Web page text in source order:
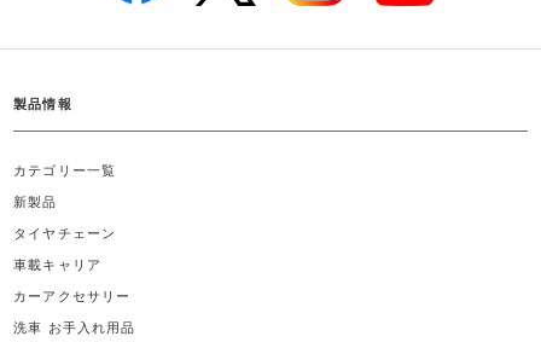
製品情報
カテゴリー一覧
新製品
タイヤチェーン
車載キャリア
カーアクセサリー
洗車 お手入れ用品